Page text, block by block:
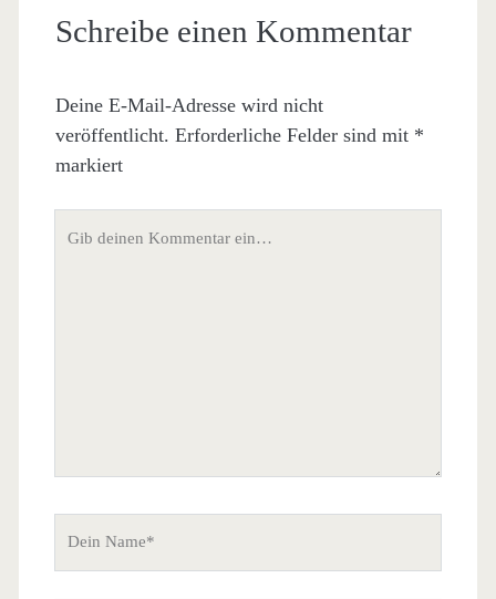
Schreibe einen Kommentar
Deine E-Mail-Adresse wird nicht
veröffentlicht. Erforderliche Felder sind mit *
markiert